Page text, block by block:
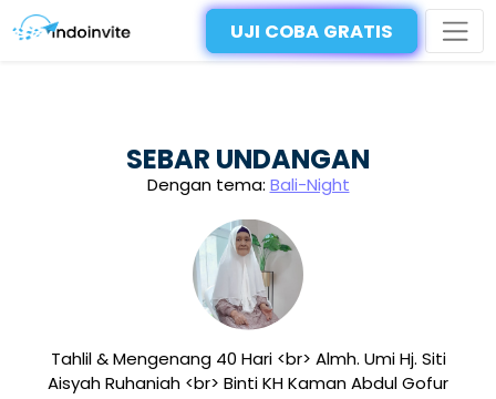
UJI COBA GRATIS
SEBAR UNDANGAN
Dengan tema: Bali-Night
Tahlil & Mengenang 40 Hari <br> Almh. Umi Hj. Siti
Aisyah Ruhaniah <br> Binti KH Kaman Abdul Gofur